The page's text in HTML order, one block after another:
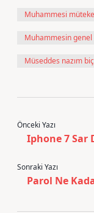
Muhammesi
Muhammesin
Müseddes nazım
Önceki Yazı
Iphone 7 Sar
Sonraki Yazı
Parol Ne